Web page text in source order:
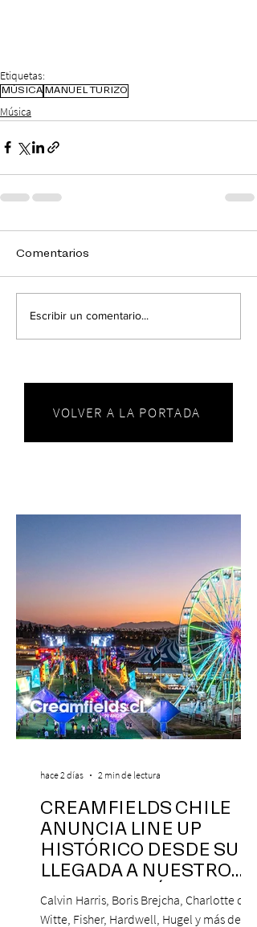
Etiquetas:
MÚSICA MANUEL TURIZO
Música
Comentarios
Escribir un comentario...
VOLVER A LA PORTADA
CREAMFIELDS CHILE
ANUNCIA LINE UP
HISTÓRICO DESDE SU
LLEGADA A NUESTRO
NUESTRO PAÍS
Calvin Harris, Boris Brejcha, Charlotte de
Witte, Fisher, Hardwell, Hugel y más de 85
hace 2 días 2 min de lectura